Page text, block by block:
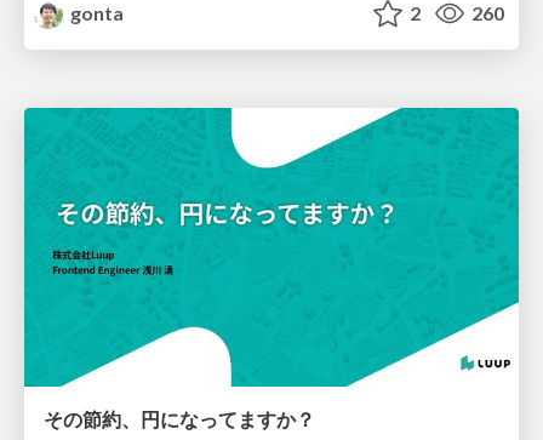
gonta
2 260
その節約、円になってますか？